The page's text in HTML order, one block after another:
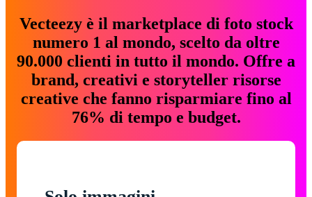
Vecteezy è il marketplace di foto stock
numero 1 al mondo, scelto da oltre
90.000 clienti in tutto il mondo. Offre a
brand, creativi e storyteller risorse
creative che fanno risparmiare fino al
76% di tempo e budget.